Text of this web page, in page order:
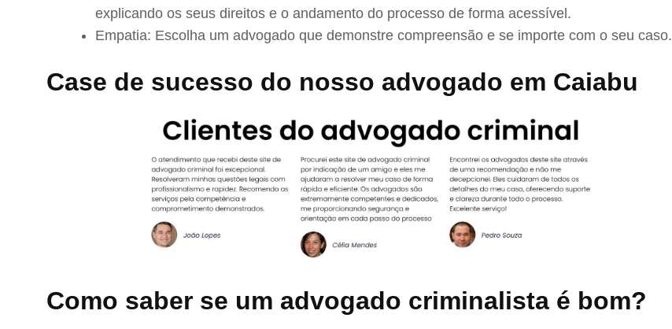
explicando os seus direitos e o andamento do processo de forma acessível.
Empatia: Escolha um advogado que demonstre compreensão e se importe com o seu caso.
Case de sucesso do nosso advogado em Caiabu
Como saber se um advogado criminalista é bom?